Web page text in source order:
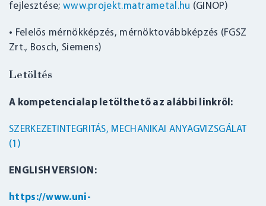
fejlesztése; www.projekt.matrametal.hu (GINOP)
• Felelős mérnökképzés, mérnöktovábbképzés (FGSZ
Zrt., Bosch, Siemens)
Letöltés
A kompetencialap letölthető az alábbi linkről:
SZERKEZETINTEGRITÁS, MECHANIKAI ANYAGVIZSGÁLAT
(1)
ENGLISH VERSION:
https://www.uni-